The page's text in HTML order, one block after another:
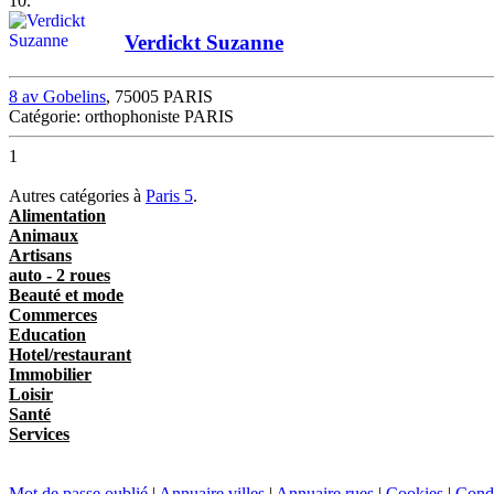
Verdickt Suzanne
8 av Gobelins, 75005 PARIS
Catégorie: orthophoniste PARIS
1
Autres catégories à Paris 5.
Alimentation
Animaux
Artisans
auto - 2 roues
Beauté et mode
Commerces
Education
Hotel/restaurant
Immobilier
Loisir
Santé
Services